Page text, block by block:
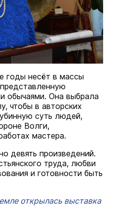
годы несёт в массы
обычаями. Она выбрала
чтобы в авторских
суть людей,
Волги,
мастера.
девять произведений.
труда, любви
и готовности быть
открылась выставка